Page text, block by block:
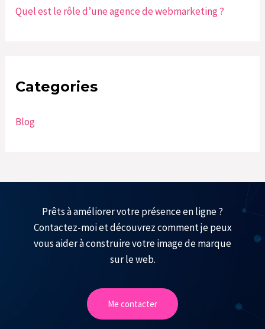
Quel est le rôle d’une agence de webmarketing ?
Categories
Blog
Prêts à améliorer votre présence en ligne ?
Contactez-moi et découvrez comment je peux
vous aider à construire votre image de marque
sur le web.
Me contacter